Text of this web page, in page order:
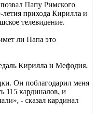
Папу Римского
прихода Кирилла и
телевидение.
ли Папа это
Кирилла и Мефодия.
Он поблагодарил меня
115 кардиналов, и
- сказал кардинал